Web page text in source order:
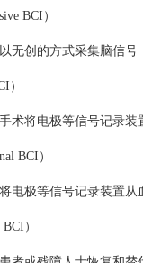
BCI）
无创的方式采集脑信
）
术将电极等信号记录
BCI）
电极等信号记录装置
）